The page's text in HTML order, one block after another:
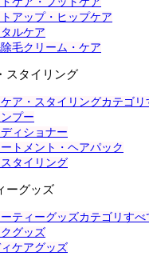
アップ・ヒップケア
ルケア
毛クリーム・ケア
スタイリング
ア・スタイリングカテゴリ
プー
ィショナー
ートメント・ヘアパック
タイリング
ーグッズ
ティーグッズカテゴリすべ
グッズ
ケアグッズ